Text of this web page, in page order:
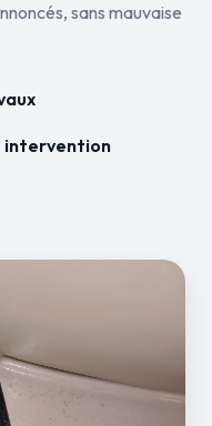
sans mauvaise
intervention